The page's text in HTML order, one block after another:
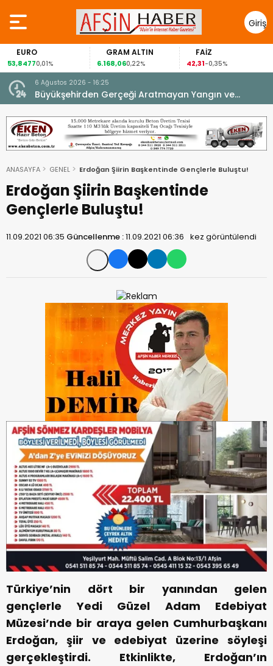
Giriş
Yap
GRAM ALTIN
0,22% -0,35%
6 Ağustos 2026 - 16:25
Büyükşehirden Gerçeği Aratmayan Yangın ve
Kurtarma Tatbikatı.
ANASAYFA GENEL Erdoğan Şiirin Başkentinde Gençlerle Buluştu!
Erdoğan Şiirin Başkentinde
Gençlerle Buluştu!
11.09.2021 06:35 Güncellenme :11.09.2021 06:36 kez görüntülendi
Türkiye’nin dört bir yanından gelen
gençlerle Yedi Güzel Adam Edebiyat
Müzesi’nde bir araya gelen Cumhurbaşkanı
Erdoğan, şiir ve edebiyat üzerine söyleşi
gerçekleştirdi. Etkinlikte, Erdoğan’ın